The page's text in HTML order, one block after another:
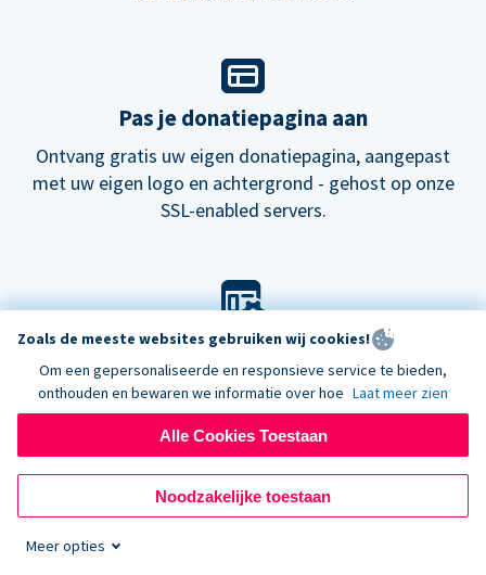
Pas je donatiepagina aan
Ontvang gratis uw eigen donatiepagina, aangepast
met uw eigen logo en achtergrond - gehost op onze
SSL-enabled servers.
Pas je look aan
Kies onze standaard lay-out voor donatieformulieren
of probeer onzenieuwedonatiepagina's.
Zoals de meeste websites gebruiken wij cookies!
Om een gepersonaliseerde en responsieve service te bieden,
onthouden en bewaren we informatie over hoe Laat meer zien
Alle Cookies Toestaan
Noodzakelijke toestaan
Meer opties